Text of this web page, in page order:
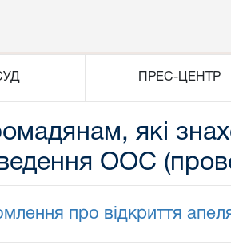
ПРЕС-ЦЕНТР
які
ООС
про відкриття